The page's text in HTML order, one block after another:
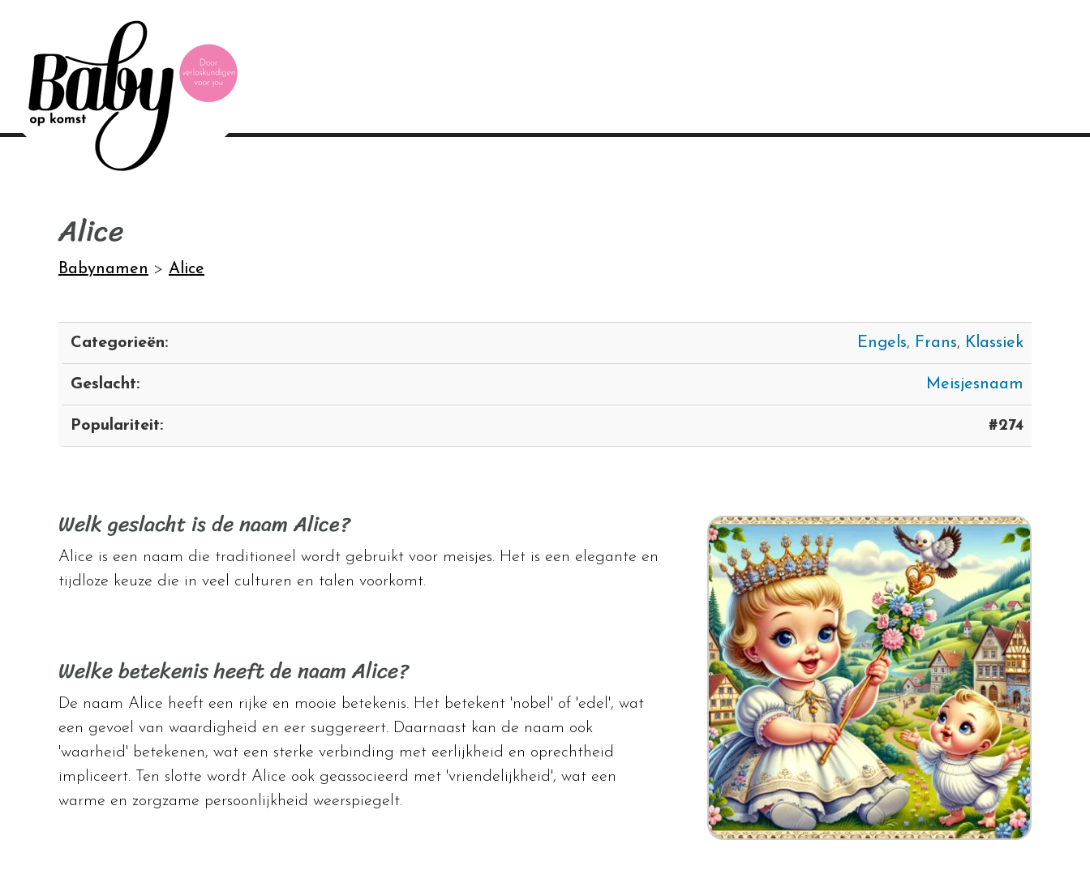
Alice
Babynamen > Alice
Categorieën: Engels, Frans, Klassiek
Geslacht: Meisjesnaam
Populariteit: #274
Welk geslacht is de naam Alice?
Alice is een naam die traditioneel wordt gebruikt voor meisjes. Het is een elegante en
tijdloze keuze die in veel culturen en talen voorkomt.
Welke betekenis heeft de naam Alice?
De naam Alice heeft een rijke en mooie betekenis. Het betekent 'nobel' of 'edel', wat
een gevoel van waardigheid en eer suggereert. Daarnaast kan de naam ook
'waarheid' betekenen, wat een sterke verbinding met eerlijkheid en oprechtheid
impliceert. Ten slotte wordt Alice ook geassocieerd met 'vriendelijkheid', wat een
warme en zorgzame persoonlijkheid weerspiegelt.